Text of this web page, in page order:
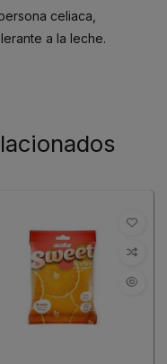
celiaca,
a la leche.